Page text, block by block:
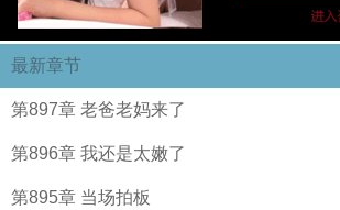
最新章节
第897章 老爸老妈来了
第896章 我还是太嫩了
第895章 当场拍板